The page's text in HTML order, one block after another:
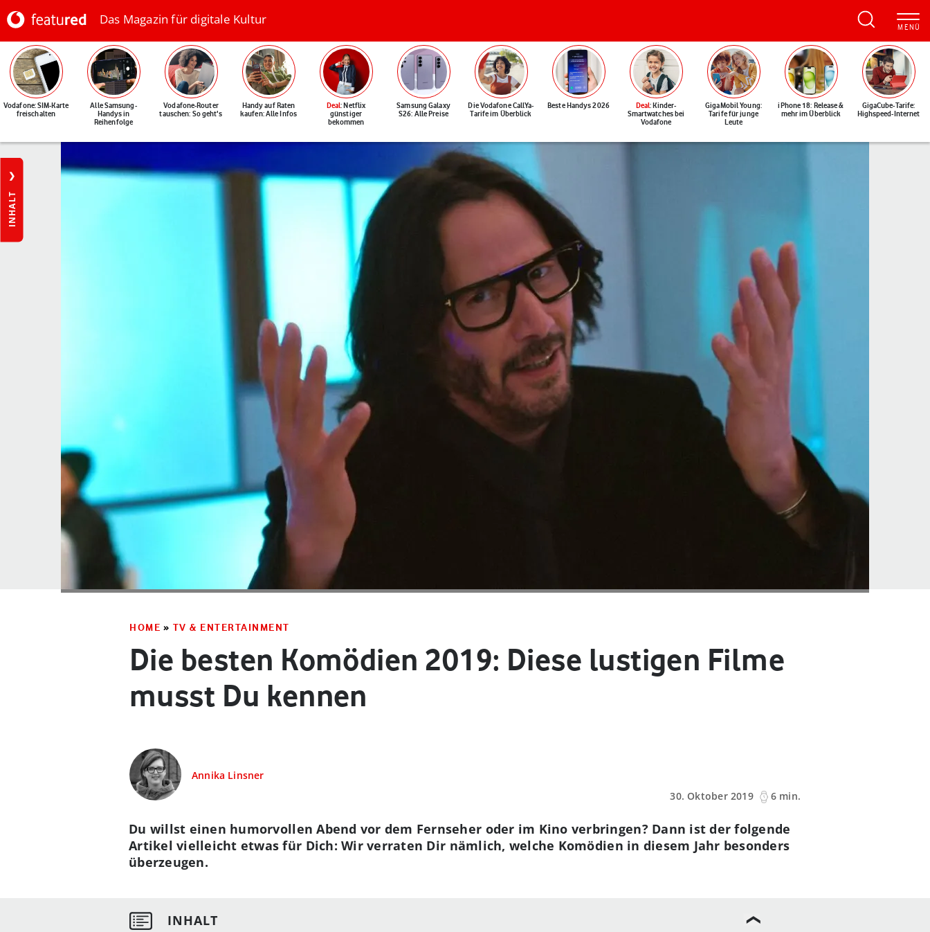
Das Magazin für digitale Kultur
Vodafone: SIM-Karte
freischalten
Alle Samsung-
Handys in
Reihenfolge
Vodafone-Router
tauschen: So geht's
Handy auf Raten
kaufen: Alle Infos
Deal: Netflix
günstiger
bekommen
Samsung Galaxy
S26: Alle Preise
Die Vodafone CallYa-
Tarife im Überblick
Beste Handys 2026 Deal: Kinder-
Smartwatches bei
Vodafone
GigaMobil Young:
Tarife für junge
Leute
iPhone 18: Release &
mehr im Überblick
GigaCube-Tarife:
Highspeed-Internet
INHALT
HOME » TV & ENTERTAINMENT
Die besten Komödien 2019: Diese lustigen Filme
musst Du kennen
Annika Linsner
30. Oktober 2019
6 min.
Du willst einen humorvollen Abend vor dem Fernseher oder im Kino verbringen? Dann ist der folgende
Artikel vielleicht etwas für Dich: Wir verraten Dir nämlich, welche Komödien in diesem Jahr besonders
überzeugen.